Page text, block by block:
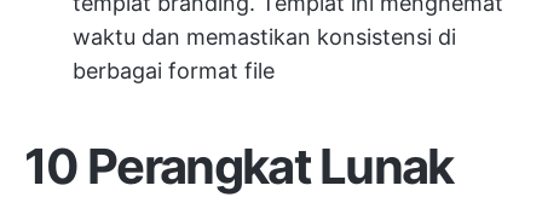
waktu dan memastikan konsistensi di
berbagai format file
10 Perangkat Lunak